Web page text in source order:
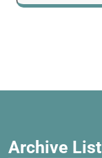
Archive List